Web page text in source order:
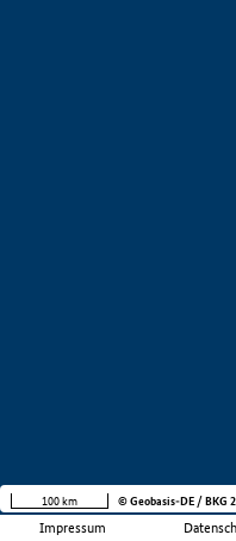
Impressum
100 km © Geobasis-DE / BKG